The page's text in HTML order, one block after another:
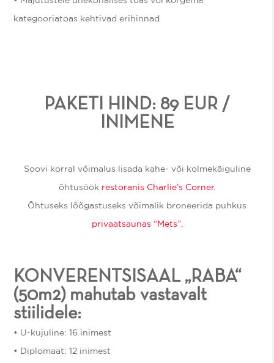
kategooriatoas kehtivad erihinnad
PAKETI HIND: 89 EUR /
INIMENE​
​Soovi korral võimalus lisada kahe- või kolmekäiguline
õhtusöök restoranis Charlie’s Corner.
Õhtuseks lõõgastuseks võimalik broneerida puhkus
privaatsaunas “Mets”.
KONVERENTSISAAL „RABA“
(50m2)​ mahutab vastavalt
stiilidele:
• U-kujuline: 16 inimest
• Diplomaat: 12 inimest ​